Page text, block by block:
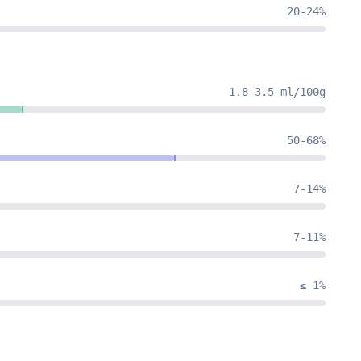
20-24%
1.8-3.5 ml/100g
50-68%
7-14%
7-11%
≤ 1%